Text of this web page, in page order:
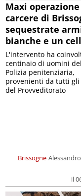
Maxi
carcere di
sequestrate
bianche e un
Brissogne
il
L'intervento ha
centinaio di uomini
Polizia penitenziaria,
provenienti da tutti
del Provveditorato